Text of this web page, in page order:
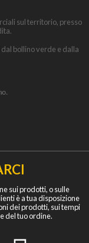
sul territorio, presso
bollino verde e dalla
sui prodotti, o sulle
è a tua disposizione
dei prodotti, sui tempi
del tuo ordine.